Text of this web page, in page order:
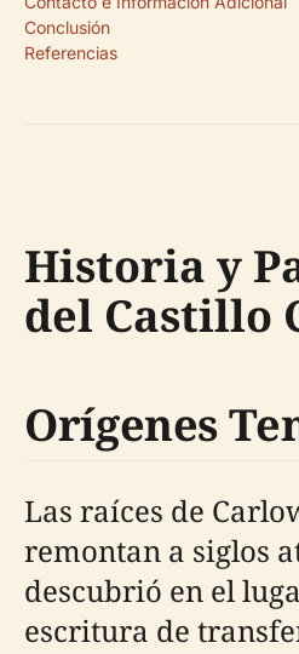
Conclusión
Referencias
Historia y
del Castillo
Orígenes
Las raíces de
remontan a siglos
descubrió en el
escritura de